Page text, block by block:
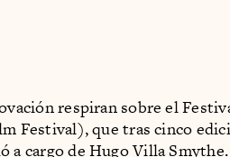
respiran sobre el
Festival), que tras cinco
a cargo de Hugo Villa